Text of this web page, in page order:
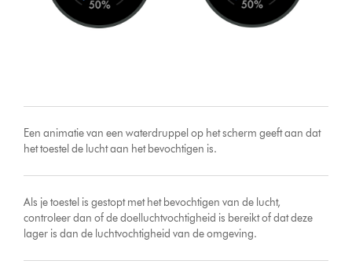
Een animatie van een waterdruppel op het scherm geeft aan dat
het toestel de lucht aan het bevochtigen is.
Als je toestel is gestopt met het bevochtigen van de lucht,
controleer dan of de doelluchtvochtigheid is bereikt of dat deze
lager is dan de luchtvochtigheid van de omgeving.